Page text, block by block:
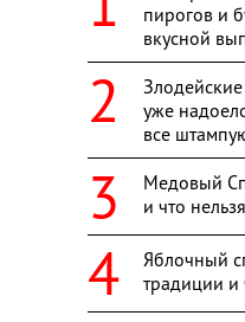
пирогов и
вкусной
уже
все
Медовый
и что
Яблочный
традиции и